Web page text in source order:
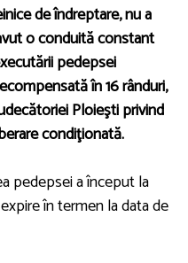
de îndreptare, nu a
o conduită constant
pedepsei
în 16 rânduri,
Ploieşti privind
condiţionată.
pedepsei a început la
în termen la data de